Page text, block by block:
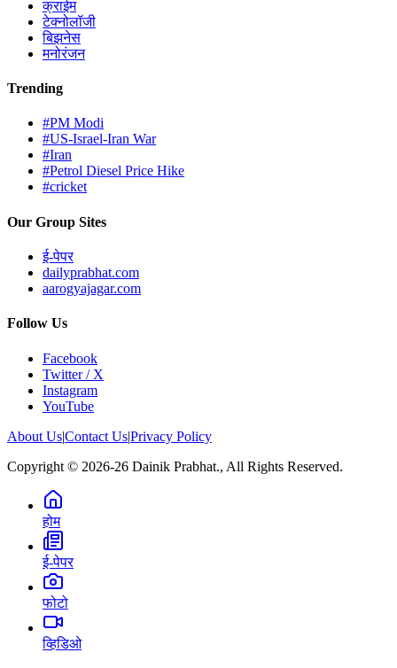
क्राईम
टेक्नोलॉजी
बिझनेस
मनोरंजन
Trending
#PM Modi
#US-Israel-Iran War
#Iran
#Petrol Diesel Price Hike
#cricket
Our Group Sites
ई-पेपर
dailyprabhat.com
aarogyajagar.com
Follow Us
Facebook
Twitter / X
Instagram
YouTube
About Us|Contact Us|Privacy Policy
Copyright © 2026-26 Dainik Prabhat., All Rights Reserved.
होम
ई-पेपर
फोटो
व्हिडिओ